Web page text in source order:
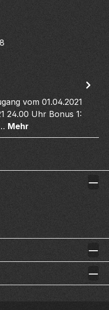
verfügbar.)nicht verfügbar.)
vom 01.04.2021
24.00 Uhr Bonus 1:
Mehr